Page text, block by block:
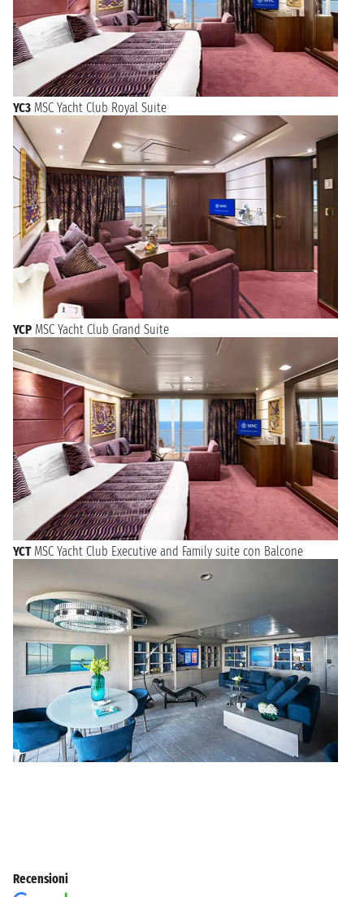
YC3 MSC Yacht Club Royal Suite
YCP MSC Yacht Club Grand Suite
YCT MSC Yacht Club Executive and Family suite con Balcone
Recensioni